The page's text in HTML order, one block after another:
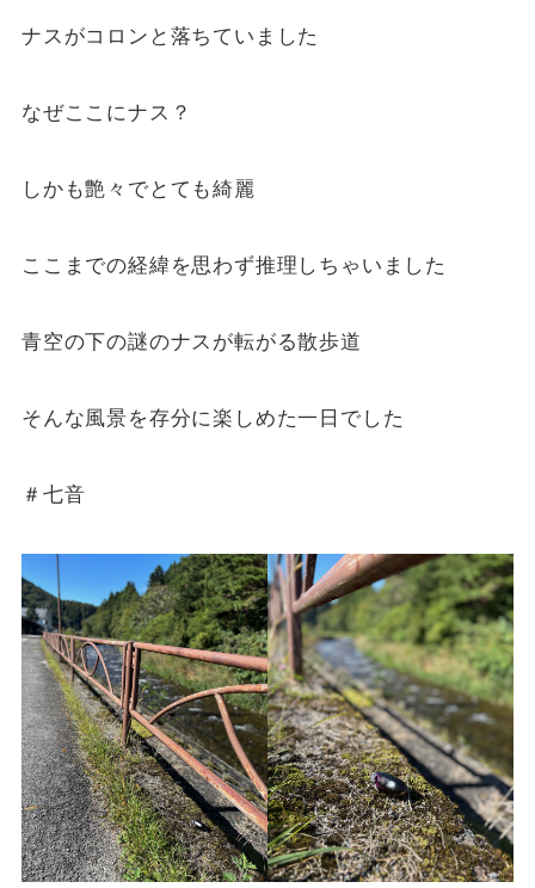
ナスがコロンと落ちていました
なぜここにナス？
しかも艶々でとても綺麗
ここまでの経緯を思わず推理しちゃいました
青空の下の謎のナスが転がる散歩道
そんな風景を存分に楽しめた一日でした
＃七音